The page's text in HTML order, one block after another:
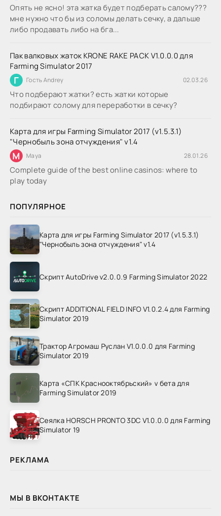
Опять не ясно! эта жатка будет подберать салому???
мне нужно что бы из соломы делать сечку, а дальше
либо продавать либо на бга...
Пак валковых жаток KRONE RAKE PACK V1.0.0.0 для
Farming Simulator 2017
Г Гость Andrey 02.03.26
Что подберают жатки? есть жатки которые
подбирают солому для переработки в сечку?
Карта для игры Farming Simulator 2017 (v1.5.3.1)
"Чернобыль зона отчуждения" v1.4
M Maya 28.01.26
Complete guide of the best online casinos: where to
play today
ПОПУЛЯРНОЕ
Карта для игры Farming Simulator 2017 (v1.5.3.1)
"Чернобыль зона отчуждения" v1.4
Скрипт AutoDrive v2.0.0.9 Farming Simulator 2022
Скрипт ADDITIONAL FIELD INFO V1.0.2.4 для Farming
Simulator 2019
Трактор Агромаш Руслан V1.0.0.0 для Farming
Simulator 2019
Карта «СПК Краснооктябрьский» v бета для
Farming Simulator 2019
Сеялка HORSCH PRONTO 3DC V1.0.0.0 для Farming
Simulator 19
РЕКЛАМА
МЫ В ВКОНТАКТЕ